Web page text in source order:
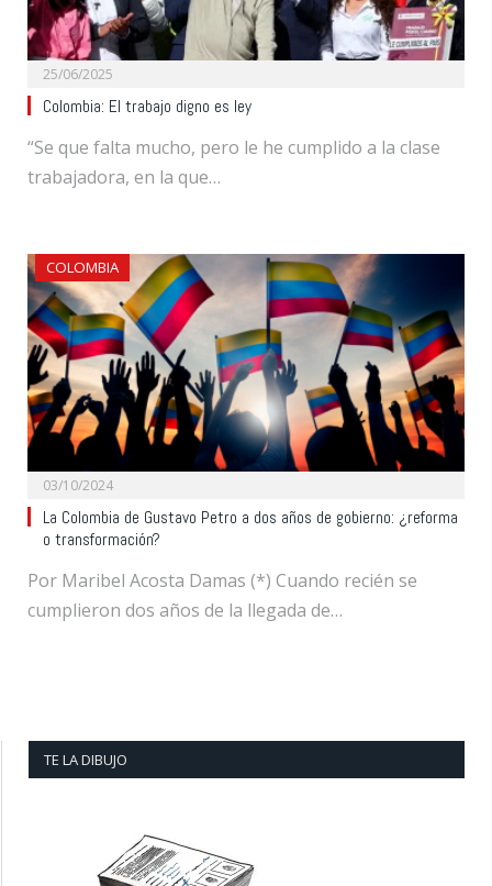
25/06/2025
Colombia: El trabajo digno es ley
“Se que falta mucho, pero le he cumplido a la clase
trabajadora, en la que…
COLOMBIA
03/10/2024
La Colombia de Gustavo Petro a dos años de gobierno: ¿reforma
o transformación?
Por Maribel Acosta Damas (*) Cuando recién se
cumplieron dos años de la llegada de…
TE LA DIBUJO